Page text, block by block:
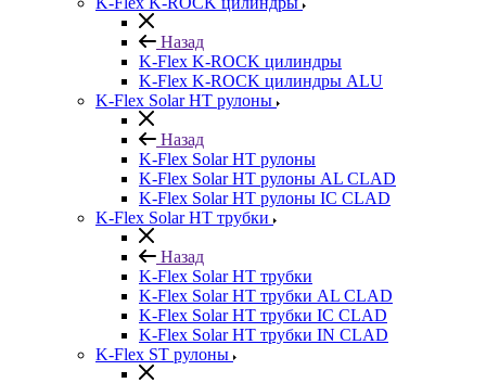
Назад
K-Flex K-ROCK цилиндры
K-Flex K-ROCK цилиндры ALU
K-Flex Solar HT рулоны
Назад
K-Flex Solar HT рулоны
K-Flex Solar HT рулоны AL CLAD
K-Flex Solar HT рулоны IC CLAD
K-Flex Solar HT трубки
Назад
K-Flex Solar HT трубки
K-Flex Solar HT трубки AL CLAD
K-Flex Solar HT трубки IC CLAD
K-Flex Solar HT трубки IN CLAD
K-Flex ST рулоны